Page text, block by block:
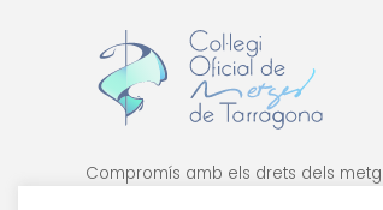
Compromís amb els drets dels